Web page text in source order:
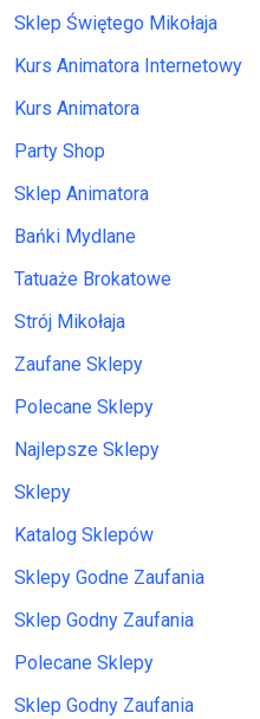
Sklep Świętego Mikołaja
Kurs Animatora Internetowy
Kurs Animatora
Party Shop
Sklep Animatora
Bańki Mydlane
Tatuaże Brokatowe
Strój Mikołaja
Zaufane Sklepy
Polecane Sklepy
Najlepsze Sklepy
Sklepy
Katalog Sklepów
Sklepy Godne Zaufania
Sklep Godny Zaufania
Polecane Sklepy
Sklep Godny Zaufania